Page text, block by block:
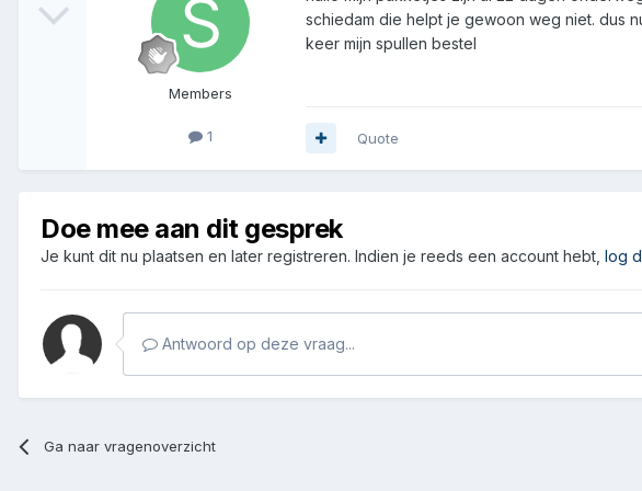
Members
1
schiedam die helpt je gewoon weg niet. dus
keer mijn spullen bestel
Quote
Doe mee aan dit gesprek
Je kunt dit nu plaatsen en later registreren. Indien je reeds een account hebt, log
Antwoord op deze vraag...
Ga naar vragenoverzicht